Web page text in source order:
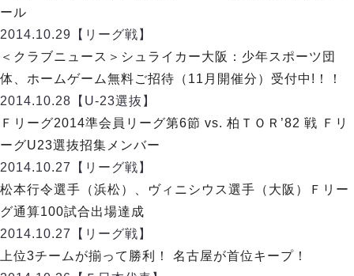
試合日程
順位表
戦績表
警告・退場・出場停止選手
個人ランキング｜ゴール
個人ランキング｜シュート
個人ランキング｜シュート成功率
個人ランキング｜第2PK
メットライフ生命Ｆリーグカップ 2026
試合日程・結果
大会概要
シュライカー大阪
ボルクバレット北九州
バサジィ大分
メットライフ生命Ｆ２リーグ
ヴォスクオーレ仙台
マルバ水戸FC
リガーレヴィア葛飾
Y．S．C．C．横浜
ヴィンセドール白山
アグレミーナ浜松
日本フットサルリーグについて
大会概要
リーグ要項
クラブライセンス関連
アリーナ観戦マナー&ルール
過去の試合記録
ディビジョン1 試合記録
ディビジョン2 試合記録
Ｆリーグカップ 試合記録
リーグ統計データ
記念ゴール
ハットトリック
担当審判員
選手の通算記録（Ｆ１）
プロジェクト PROJECT
ABeam AWARD
DIVISION01
DIVISION 02
ール
2014.10.29 【リーグ戦】
＜クラブニュース＞シュライカー大阪：少年スポーツ団
体、ホームゲーム無料ご招待（11月開催分）受付中!！！
2014.10.28 【U-23選抜】
Ｆリーグ2014準会員リーグ第6節 vs. 柏ＴＯＲ’82 戦 Ｆリ
ーグU23選抜招集メンバー
2014.10.27
【リーグ戦】
松本行令選手（浜松）、ヴィニシウス選手（大阪）Ｆリー
グ通算100試合出場達成
2014.10.27
【リーグ戦】
上位3チームが揃って勝利！ 名古屋が首位キープ！